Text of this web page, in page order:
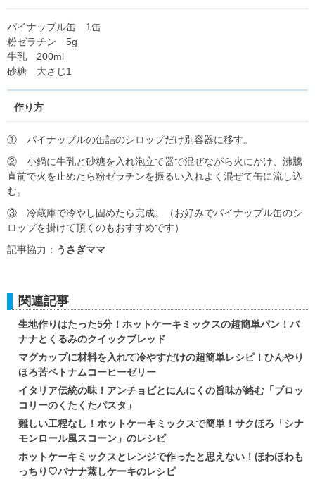
パイナップル缶 1缶
粉ゼラチン 5g
牛乳 200ml
砂糖 大さじ1
作り方
① パイナップルの缶詰のシロップだけ別容器に移す。
② 小鍋に牛乳と砂糖を入れ泡立て器で混ぜながら火にかけ、沸騰
直前で火を止めたら粉ゼラチンを振るい入れよく混ぜて缶に流し込
む。
③ 冷蔵庫で冷やし固めたら完成。（お好みでパイナップル缶のシ
ロップを掛けて頂くのもおすすめです）
記事協力： うさぎママ
関連記事
生地作りはたった5分！ホットケーキミックスの超簡単パン！バ
ナナとくるみのクイックブレッド
マグカップに材料を入れて冷やすだけの超簡単レシピ！ひんやり
ほろ苦ベトナムコーヒーゼリー
イタリア伝統の味！アンチョビとにんにくの旨味が絡む「ブロッ
コリーのくたくたパスタ」
難しい工程なし！ホットケーキミックスで簡単！サクほろ「シナ
モンロール風スコーン」のレシピ
ホットケーキミックスとレンジで作ったと思えない！ほわほわも
っちり♡バナナ蒸しケーキのレシピ